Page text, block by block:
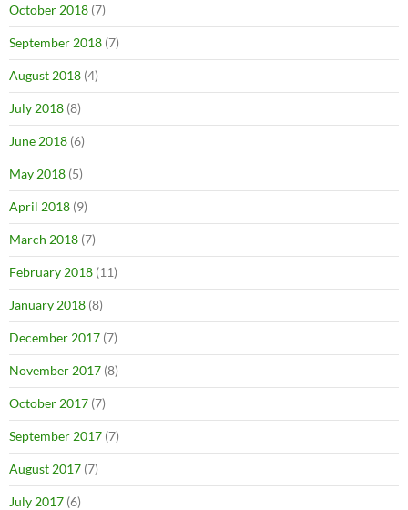
October 2018 (7)
September 2018 (7)
August 2018 (4)
July 2018 (8)
June 2018 (6)
May 2018 (5)
April 2018 (9)
March 2018 (7)
February 2018 (11)
January 2018 (8)
December 2017 (7)
November 2017 (8)
October 2017 (7)
September 2017 (7)
August 2017 (7)
July 2017 (6)